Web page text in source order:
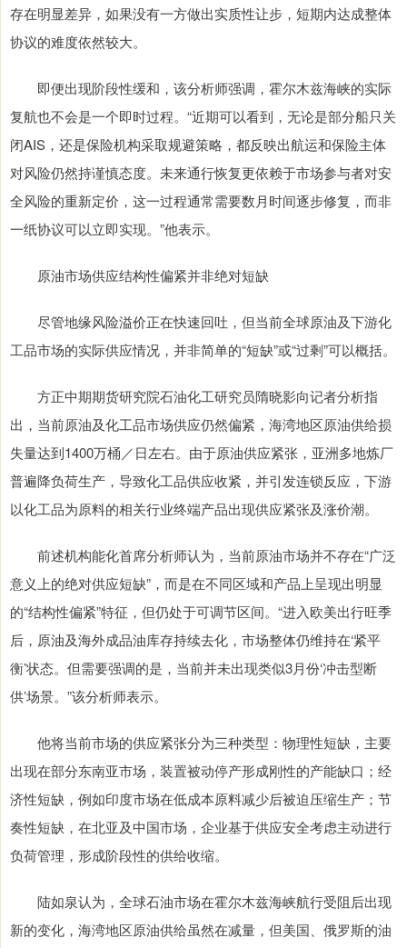
存在明显差异，如果没有一方做出实质性让步，短期内达成整体
协议的难度依然较大。
即便出现阶段性缓和，该分析师强调，霍尔木兹海峡的实际
复航也不会是一个即时过程。“近期可以看到，无论是部分船只关
闭AIS，还是保险机构采取规避策略，都反映出航运和保险主体
对风险仍然持谨慎态度。未来通行恢复更依赖于市场参与者对安
全风险的重新定价，这一过程通常需要数月时间逐步修复，而非
一纸协议可以立即实现。”他表示。
原油市场供应结构性偏紧并非绝对短缺
尽管地缘风险溢价正在快速回吐，但当前全球原油及下游化
工品市场的实际供应情况，并非简单的“短缺”或“过剩”可以概括。
方正中期期货研究院石油化工研究员隋晓影向记者分析指
出，当前原油及化工品市场供应仍然偏紧，海湾地区原油供给损
失量达到1400万桶／日左右。由于原油供应紧张，亚洲多地炼厂
普遍降负荷生产，导致化工品供应收紧，并引发连锁反应，下游
以化工品为原料的相关行业终端产品出现供应紧张及涨价潮。
前述机构能化首席分析师认为，当前原油市场并不存在“广泛
意义上的绝对供应短缺”，而是在不同区域和产品上呈现出明显
的“结构性偏紧”特征，但仍处于可调节区间。“进入欧美出行旺季
后，原油及海外成品油库存持续去化，市场整体仍维持在‘紧平
衡’状态。但需要强调的是，当前并未出现类似3月份‘冲击型断
供’场景。”该分析师表示。
他将当前市场的供应紧张分为三种类型：物理性短缺，主要
出现在部分东南亚市场，装置被动停产形成刚性的产能缺口；经
济性短缺，例如印度市场在低成本原料减少后被迫压缩生产；节
奏性短缺，在北亚及中国市场，企业基于供应安全考虑主动进行
负荷管理，形成阶段性的供给收缩。
陆如泉认为，全球石油市场在霍尔木兹海峡航行受阻后出现
新的变化，海湾地区原油供给虽然在减量，但美国、俄罗斯的油